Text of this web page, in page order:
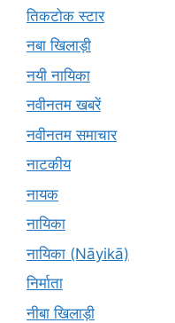
तिकटोक स्टार
नबा खिलाड़ी
नयी नायिका
नवीनतम खबरें
नवीनतम समाचार
नाटकीय
नायक
नायिका
नायिका (Nāyikā)
निर्माता
नीबा खिलाड़ी